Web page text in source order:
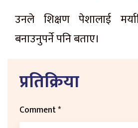
उनले शिक्षण पेशालाई
बनाउनुपर्ने पनि बताए।
प्रतिक्रिया
Comment*